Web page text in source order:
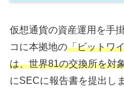
仮想通貨の資産運用を手
コに本拠地の「ビットワ
は、世界81の交換所を対
にSECに報告書を提出し